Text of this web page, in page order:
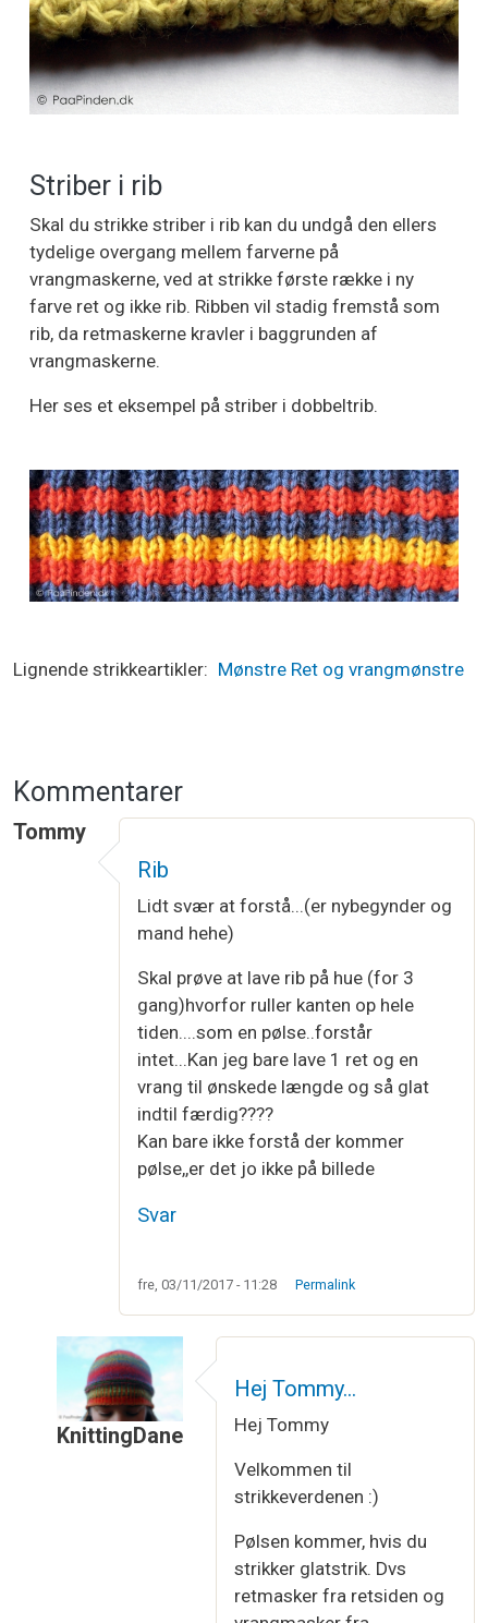
Striber i rib
Skal du strikke striber i rib kan du undgå den ellers
tydelige overgang mellem farverne på
vrangmaskerne, ved at strikke første række i ny
farve ret og ikke rib. Ribben vil stadig fremstå som
rib, da retmaskerne kravler i baggrunden af
vrangmaskerne.
Her ses et eksempel på striber i dobbeltrib.
Lignende strikkeartikler Mønstre Ret og vrangmønstre
Kommentarer
Tommy
Rib
Lidt svær at forstå...(er nybegynder og
mand hehe)
Skal prøve at lave rib på hue (for 3
gang)hvorfor ruller kanten op hele
tiden....som en pølse..forstår
intet...Kan jeg bare lave 1 ret og en
vrang til ønskede længde og så glat
indtil færdig????
Kan bare ikke forstå der kommer
pølse,,er det jo ikke på billede
Svar
fre, 03/11/2017 - 11:28 Permalink
KnittingDane
Tommy
Hej Tommy…
Hej Tommy
Velkommen til
strikkeverdenen :)
Pølsen kommer, hvis du
strikker glatstrik. Dvs
retmasker fra retsiden og